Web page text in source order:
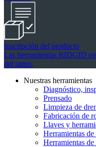
Inscripción del producto
Las herramientas RIDGID
del ramo.
Nuestras herramientas
Diagnóstico,
Prensado
Limpieza de
Fabricación de
Llaves y
Herramientas
Herramientas